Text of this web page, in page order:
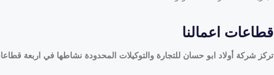
قطاعات اعمالنا
تركز شركة أولاد ابو حسان للتجارة والتوكيلات المحدودة نشاطها في اربعة